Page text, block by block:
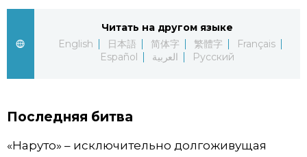
Общество
Культура
Технологии
Еда и напитки
Читать на другом языке
English
日本語 简体字 繁體字
Français
Español
العربية Русский
Последняя битва
«Наруто» – исключительно долгоживущая